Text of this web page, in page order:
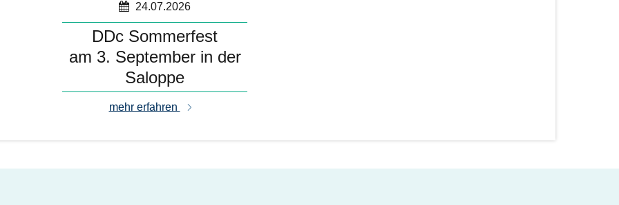
24.07.2026
DDc Sommerfest
am 3. September in der
Saloppe
mehr erfahren